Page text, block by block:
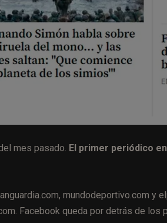
mes pasado. El primer periódico
mundodeportivo.com y
Facebook queda por detrás de los